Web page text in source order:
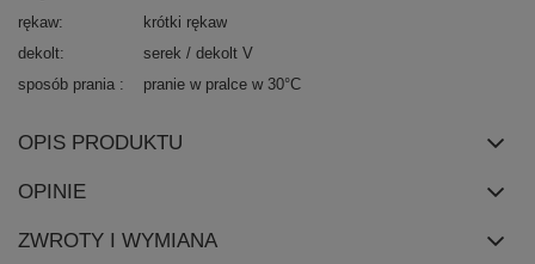
rękaw
krótki rękaw
dekolt
serek / dekolt V
sposób prania
pranie w pralce w 30°C
OPIS PRODUKTU
OPINIE
ZWROTY I WYMIANA